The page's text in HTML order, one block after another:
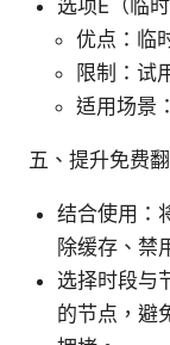
选项E（临
优点：临
限制：试
适用场景
五、提升免费
结合使用：
除缓存、禁
选择时段与
的节点，避